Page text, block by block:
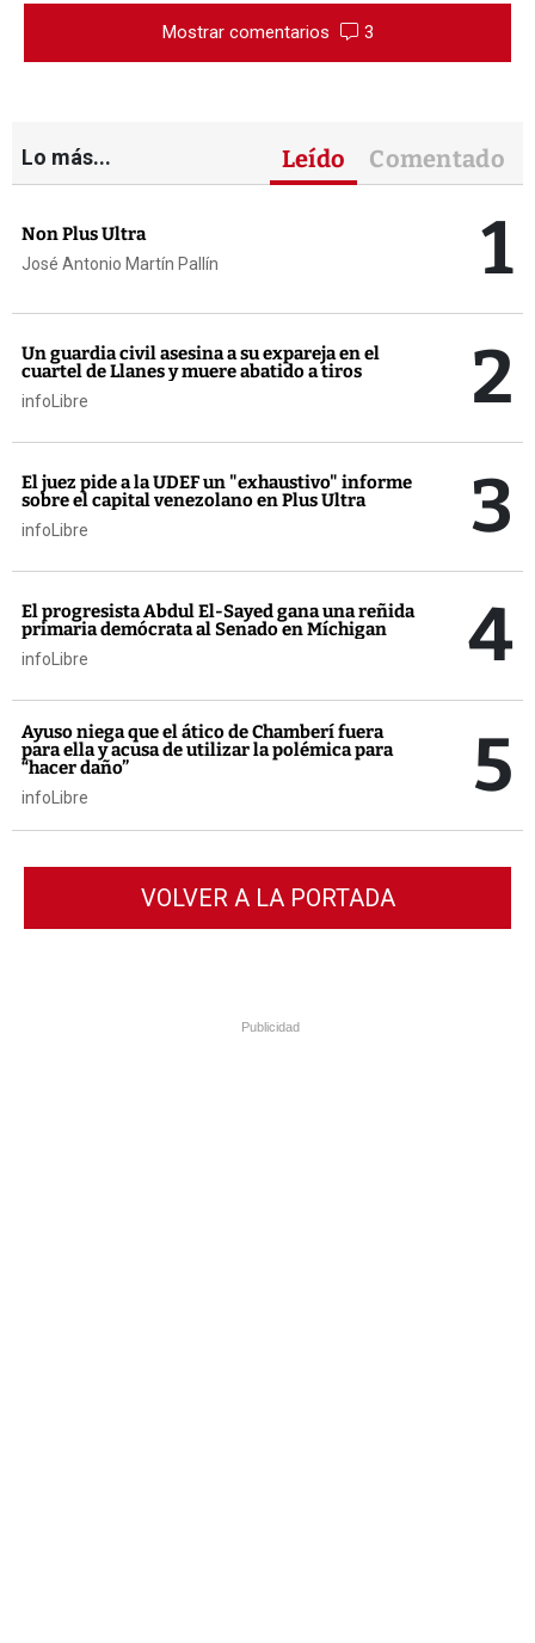
Mostrar comentarios 3
Lo más... Leído Comentado
Non Plus Ultra
José Antonio Martín Pallín 1
Un guardia civil asesina a su expareja en el
cuartel de Llanes y muere abatido a tiros
infoLibre 2
El juez pide a la UDEF un "exhaustivo" informe
sobre el capital venezolano en Plus Ultra
infoLibre 3
El progresista Abdul El-Sayed gana una reñida
primaria demócrata al Senado en Míchigan
infoLibre 4
Ayuso niega que el ático de Chamberí fuera
para ella y acusa de utilizar la polémica para
“hacer daño”
infoLibre 5
VOLVER A LA PORTADA
Publicidad